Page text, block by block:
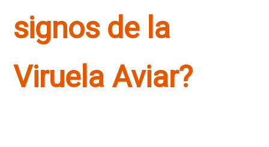
signos de la
Viruela Aviar?